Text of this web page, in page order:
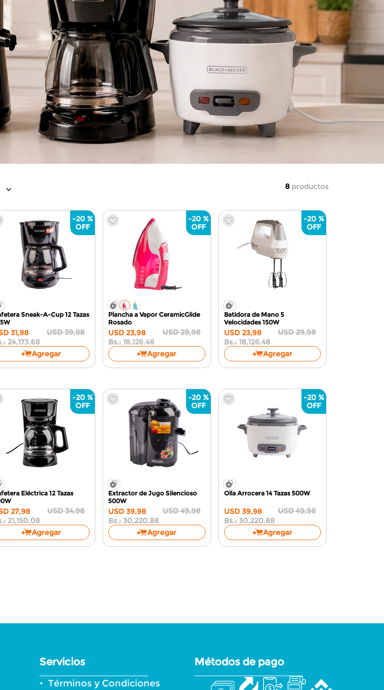
8 productos
-20 %
Sneak-A-Cup 12 Tazas
31,98 USD 39,98
24,173.68
Agregar
-20 %
Plancha a Vapor CeramicGlide
Rosado
USD 23,98 USD 29,98
Bs.: 18,126.48
Agregar
-20 %
Batidora de Mano 5
Velocidades 150W
USD 23,98 USD 29,98
Bs.: 18,126.48
Agregar
-20 %
Eléctrica 12 Tazas
27,98 USD 34,98
21,150.08
Agregar
-20 %
Extractor de Jugo Silencioso
500W
USD 39,98 USD 49,98
Bs.: 30,220.88
Agregar
-20 %
Olla Arrocera 14 Tazas 500W
USD 39,98 USD 49,98
Bs.: 30,220.88
Agregar
Servicios
Términos y Condiciones
Métodos de pago